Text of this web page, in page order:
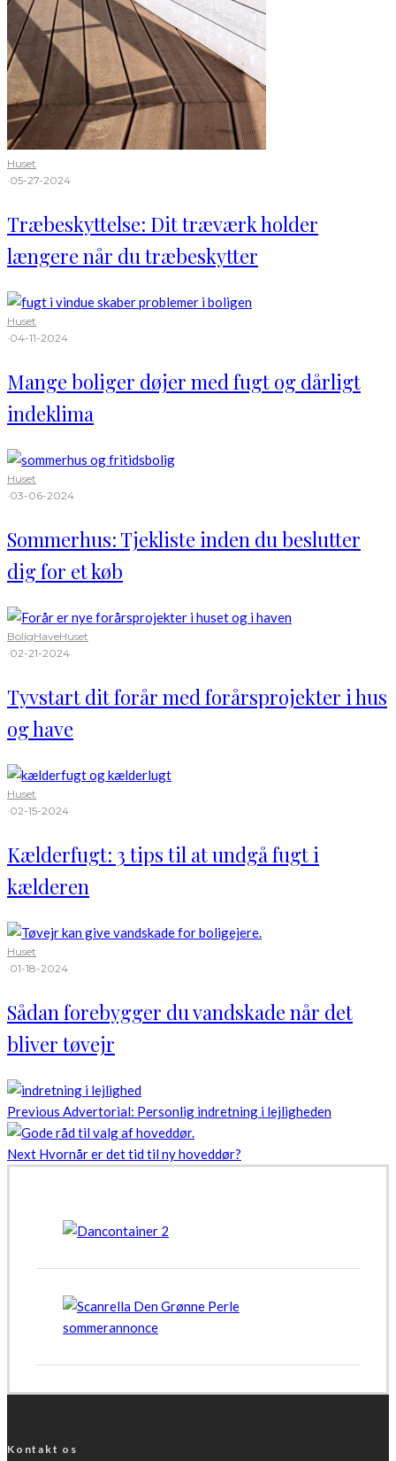
Huset
·05-27-2024
Træbeskyttelse: Dit træværk holder
længere når du træbeskytter
Huset
·04-11-2024
Mange boliger døjer med fugt og dårligt
indeklima
Huset
·03-06-2024
Sommerhus: Tjekliste inden du beslutter
dig for et køb
BoligHaveHuset
·02-21-2024
Tyvstart dit forår med forårsprojekter i hus
og have
Huset
·02-15-2024
Kælderfugt: 3 tips til at undgå fugt i
kælderen
Huset
·01-18-2024
Sådan forebygger du vandskade når det
bliver tøvejr
Previous Advertorial: Personlig indretning i lejligheden
Next Hvornår er det tid til ny hoveddør?
Kontakt os